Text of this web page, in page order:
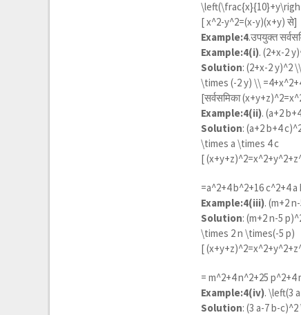
[x^2-y^2=(x-y)(x+y) से]
Example:4.उपयुक्त
Example:4(i).(2+x-2
Solution:(2+x-2 y)^2
\times (-2 y) \\
[सर्वसमिका
Example:4(ii).(a+2
Solution:(a+2 b+4
\times a \times 4 c
[
=a^2+4 b^2+16 c^2+4 a
Example:4(iii).(m+2
Solution:(m+2 n-5
\times 2 n \times(-5 p)
[
=m^2+4 n^2+25 p^2+4
Example:4(iv).\left(3
Solution:(3 a-7 b-